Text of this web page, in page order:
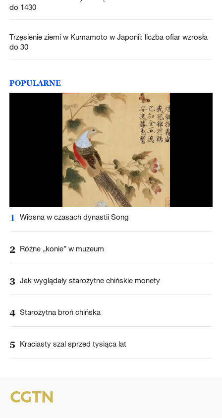
do 1430
Trzęsienie ziemi w Kumamoto w Japonii: liczba ofiar wzrosła
do 30
POPULARNE
1 Wiosna w czasach dynastii Song
2 Różne „konie” w muzeum
3 Jak wyglądały starożytne chińskie monety
4 Starożytna broń chińska
5 Kraciasty szal sprzed tysiąca lat